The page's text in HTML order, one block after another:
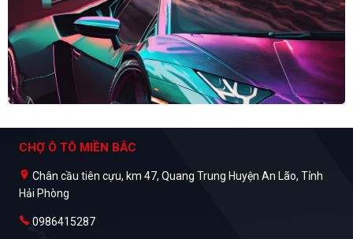
CHỢ Ô TÔ MIỀN BẮC
Chân cầu tiên cựu, km 47, Quang Trung Huyện An Lão, Tỉnh
Hải Phòng
0986415287